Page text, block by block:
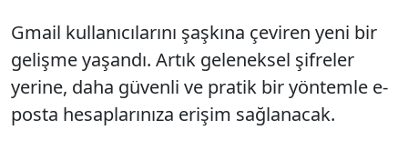
Gmail kullanıcılarını şaşkına çeviren yeni bir
gelişme yaşandı. Artık geleneksel şifreler
yerine, daha güvenli ve pratik bir yöntemle e-
posta hesaplarınıza erişim sağlanacak.